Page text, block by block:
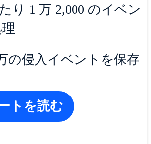
り 1 万 2,000 のイベン
の侵入イベントを保存
トを読む